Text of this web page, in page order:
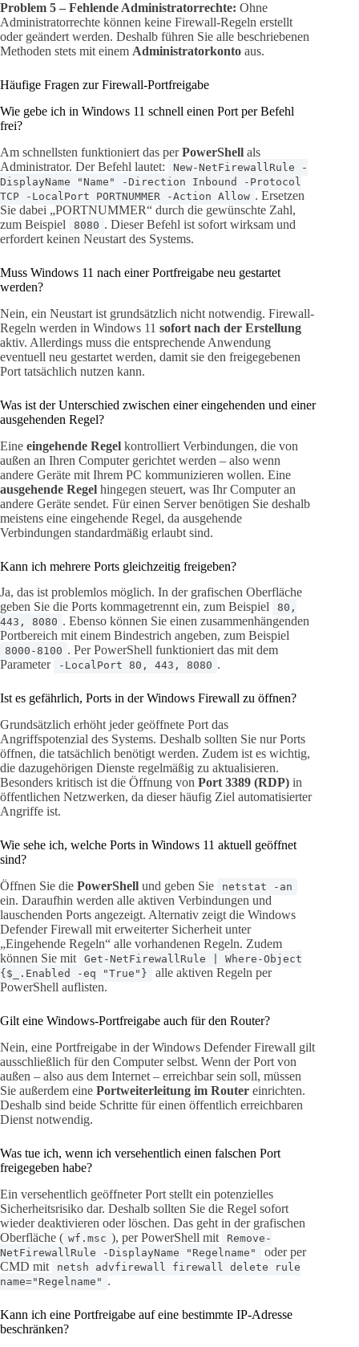
Problem 5 – Fehlende Administratorrechte: Ohne
Administratorrechte können keine Firewall-Regeln erstellt
oder geändert werden. Deshalb führen Sie alle beschriebenen
Methoden stets mit einem Administratorkonto aus.
Häufige Fragen zur Firewall-Portfreigabe
Wie gebe ich in Windows 11 schnell einen Port per Befehl
frei?
Am schnellsten funktioniert das perPowerShell als
Administrator. Der Befehl lautet:
New-NetFirewallRule -
DisplayName "Name" -Direction Inbound -Protocol
TCP -LocalPort PORTNUMMER -Action Allow . Ersetzen
Sie dabei „PORTNUMMER“ durch die gewünschte Zahl,
zum Beispiel
8080 . Dieser Befehl ist sofort wirksam und
erfordert keinen Neustart des Systems.
Muss Windows 11 nach einer Portfreigabe neu gestartet
werden?
Nein, ein Neustart ist grundsätzlich nicht notwendig. Firewall-
Regeln werden in Windows 11 sofort nach der Erstellung
aktiv. Allerdings muss die entsprechende Anwendung
eventuell neu gestartet werden, damit sie den freigegebenen
Port tatsächlich nutzen kann.
Was ist der Unterschied zwischen einer eingehenden und einer
ausgehenden Regel?
Eine eingehende Regel kontrolliert Verbindungen, die von
außen an Ihren Computer gerichtet werden – also wenn
andere Geräte mit Ihrem PC kommunizieren wollen. Eine
ausgehende Regel hingegen steuert, was Ihr Computer an
andere Geräte sendet. Für einen Server benötigen Sie deshalb
meistens eine eingehende Regel, da ausgehende
Verbindungen standardmäßig erlaubt sind.
Kann ich mehrere Ports gleichzeitig freigeben?
Ja, das ist problemlos möglich. In der grafischen Oberfläche
geben Sie die Ports kommagetrennt ein, zum Beispiel
80,
443, 8080 . Ebenso können Sie einen zusammenhängenden
Portbereich mit einem Bindestrich angeben, zum Beispiel
8000-8100 . Per PowerShell funktioniert das mit dem
Parameter
-LocalPort 80, 443, 8080 .
Ist es gefährlich, Ports in der Windows Firewall zu öffnen?
Grundsätzlich erhöht jeder geöffnete Port das
Angriffspotenzial des Systems. Deshalb sollten Sie nur Ports
öffnen, die tatsächlich benötigt werden. Zudem ist es wichtig,
die dazugehörigen Dienste regelmäßig zu aktualisieren.
Besonders kritisch ist die Öffnung von Port 3389 (RDP) in
öffentlichen Netzwerken, da dieser häufig Ziel automatisierter
Angriffe ist.
Wie sehe ich, welche Ports in Windows 11 aktuell geöffnet
sind?
Öffnen Sie die PowerShell und geben Sie netstat -an
ein. Daraufhin werden alle aktiven Verbindungen und
lauschenden Ports angezeigt. Alternativ zeigt die Windows
Defender Firewall mit erweiterter Sicherheit unter
„Eingehende Regeln“ alle vorhandenen Regeln. Zudem
können Sie mit
Get-NetFirewallRule | Where-Object
{$_.Enabled -eq "True"}
alle aktiven Regeln per
PowerShell auflisten.
Gilt eine Windows-Portfreigabe auch für den Router?
Nein, eine Portfreigabe in der Windows Defender Firewall gilt
ausschließlich für den Computer selbst. Wenn der Port von
außen – also aus dem Internet – erreichbar sein soll, müssen
Sie außerdem eine Portweiterleitung im Router einrichten.
Deshalb sind beide Schritte für einen öffentlich erreichbaren
Dienst notwendig.
Was tue ich, wenn ich versehentlich einen falschen Port
freigegeben habe?
Ein versehentlich geöffneter Port stellt ein potenzielles
Sicherheitsrisiko dar. Deshalb sollten Sie die Regel sofort
wieder deaktivieren oder löschen. Das geht in der grafischen
Oberfläche ( wf.msc ), per PowerShell mit
Remove-
NetFirewallRule -DisplayName "Regelname"
oder per
CMD mit
netsh advfirewall firewall delete rule
name="Regelname" .
Kann ich eine Portfreigabe auf eine bestimmte IP-Adresse
beschränken?